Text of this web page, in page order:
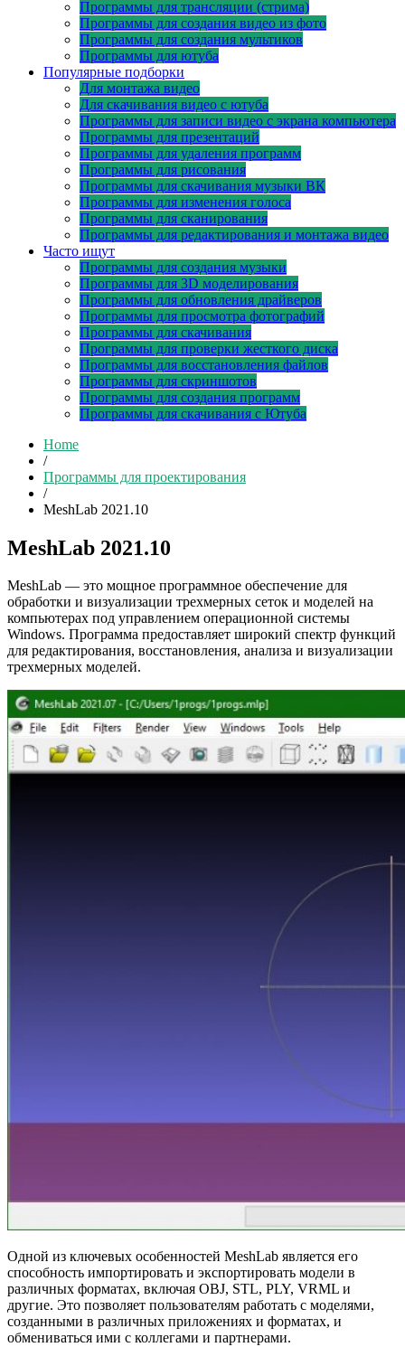
Программы для трансляции (стрима)
Программы для создания видео из фото
Программы для создания мультиков
Программы для ютуба
Популярные подборки
Для монтажа видео
Для скачивания видео с ютуба
Программы для записи видео с экрана компьютера
Программы для презентаций
Программы для удаления программ
Программы для рисования
Программы для скачивания музыки ВК
Программы для изменения голоса
Программы для сканирования
Программы для редактирования и монтажа видео
Часто ищут
Программы для создания музыки
Программы для 3D моделирования
Программы для обновления драйверов
Программы для просмотра фотографий
Программы для скачивания
Программы для проверки жесткого диска
Программы для восстановления файлов
Программы для скриншотов
Программы для создания программ
Программы для скачивания с Ютуба
Home
/
Программы для проектирования
/
MeshLab 2021.10
MeshLab 2021.10
MeshLab — это мощное программное обеспечение для
обработки и визуализации трехмерных сеток и моделей на
компьютерах под управлением операционной системы
Windows. Программа предоставляет широкий спектр функций
для редактирования, восстановления, анализа и визуализации
трехмерных моделей.
Одной из ключевых особенностей MeshLab является его
способность импортировать и экспортировать модели в
различных форматах, включая OBJ, STL, PLY, VRML и
другие. Это позволяет пользователям работать с моделями,
созданными в различных приложениях и форматах, и
обмениваться ими с коллегами и партнерами.